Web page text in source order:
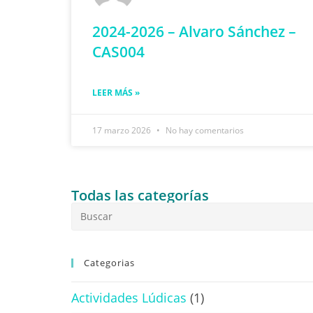
2024-2026 – Alvaro Sánchez –
CAS004
LEER MÁS »
17 marzo 2026 No hay comentarios
Todas las categorías
Categorias
Actividades Lúdicas (1)